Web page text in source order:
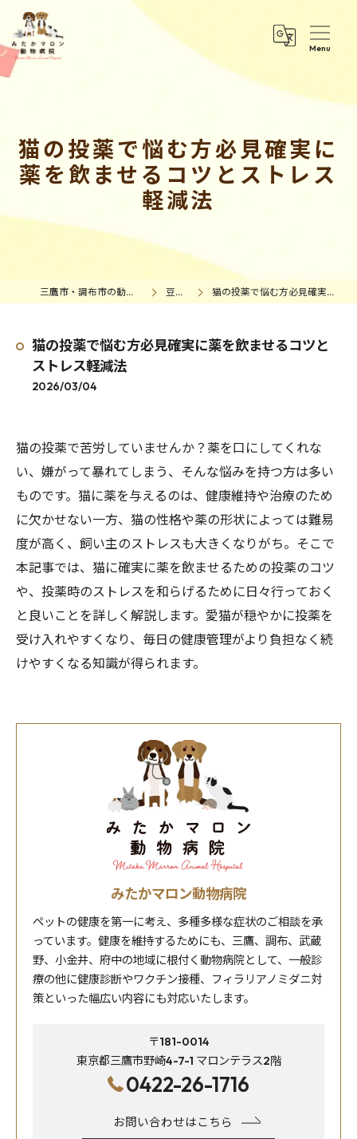
猫の投薬で悩む方必見確実に
薬を飲ませるコツとストレス
軽減法
三鷹市・調布市の動物病院｜みたかマロン動物病院 豆知識情報 猫の投薬で悩む方必見確実に薬を飲ませるコツとストレス軽減法
猫の投薬で悩む方必見確実に薬を飲ませるコツと
ストレス軽減法
2026/03/04
猫の投薬で苦労していませんか？薬を口にしてくれな
い、嫌がって暴れてしまう、そんな悩みを持つ方は多い
ものです。猫に薬を与えるのは、健康維持や治療のため
に欠かせない一方、猫の性格や薬の形状によっては難易
度が高く、飼い主のストレスも大きくなりがち。そこで
本記事では、猫に確実に薬を飲ませるための投薬のコツ
や、投薬時のストレスを和らげるために日々行っておく
と良いことを詳しく解説します。愛猫が穏やかに投薬を
受け入れやすくなり、毎日の健康管理がより負担なく続
けやすくなる知識が得られます。
みたかマロン動物病院
ペットの健康を第一に考え、多種多様な症状のご相談を承
っています。健康を維持するためにも、三鷹、調布、武蔵
野、小金井、府中の地域に根付く動物病院として、一般診
療の他に健康診断やワクチン接種、フィラリアノミダニ対
策といった幅広い内容にも対応いたします。
〒181-0014
東京都三鷹市野崎4-7-1 マロンテラス2階
0422-26-1716
お問い合わせはこちら